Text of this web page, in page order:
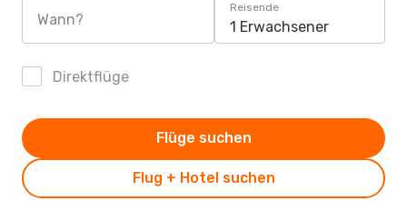
Wann?
Reisende
1 Erwachsener
Direktflüge
Flug + Hotel suchen
Flüge suchen